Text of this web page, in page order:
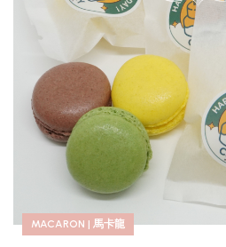
MACARON | 馬卡龍